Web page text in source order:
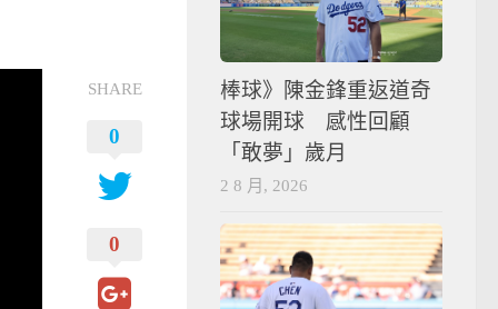
SHARE
0
0
棒球》陳金鋒重返道奇
球場開球 感性回顧
「敢夢」歲月
2 8 月, 2026